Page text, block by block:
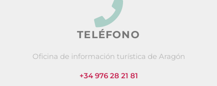
TELÉFONO
Oficina de información turística de Aragón
+34 976 28 21 81